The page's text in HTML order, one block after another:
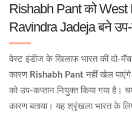
Rishabh Pant को West
Ravindra Jadeja बने
वेस्ट इंडीज के खिलाफ भारत की
कारण Rishabh Pant नहीं खेल
को उप‑कप्तान नियुक्त किया गया है।
कारण बताया। यह श्रृंखला भारत के